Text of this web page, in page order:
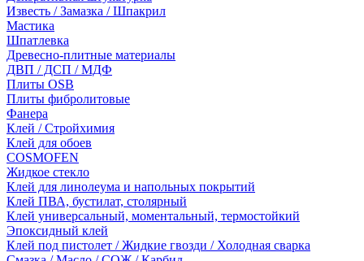
Известь / Замазка / Шпакрил
Мастика
Шпатлевка
Древесно-плитные материалы
ДВП / ДСП / МДФ
Плиты OSB
Плиты фибролитовые
Фанера
Клей / Стройхимия
Клей для обоев
COSMOFEN
Жидкое стекло
Клей для линолеума и напольных покрытий
Клей ПВА, бустилат, столярный
Клей универсальный, моментальный, термостойкий
Эпоксидный клей
Клей под пистолет / Жидкие гвозди / Холодная сварка